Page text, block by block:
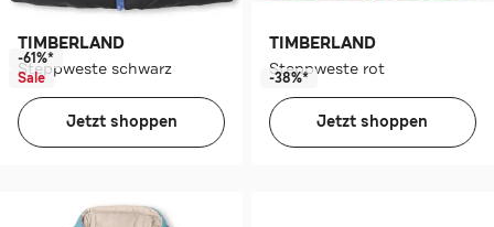
TIMBERLAND
Steppweste schwarz
-61%*
Sale
Jetzt shoppen
TIMBERLAND
Steppweste rot
-38%*
Jetzt shoppen